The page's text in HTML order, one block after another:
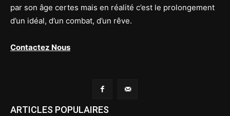
par son âge certes mais en réalité c’est le prolongement
d’un idéal, d’un combat, d’un rêve.
Contactez Nous
ARTICLES POPULAIRES